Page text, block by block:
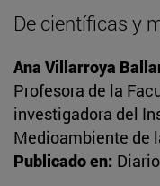
De científicas y
Ana Villarroya
Profesora de la
investigadora del
Medioambiente de
Publicado en: